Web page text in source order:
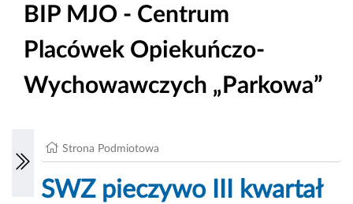
BIP MJO - Centrum
Placówek Opiekuńczo-
Wychowawczych „Parkowa”
Strona Podmiotowa
SWZ pieczywo III kwartał